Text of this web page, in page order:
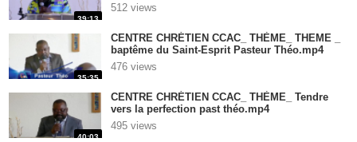
39:13
512 views
35:35
CENTRE CHRÉTIEN CCAC_ THÈME_ THEME _
baptême du Saint-Esprit Pasteur Théo.mp4
476 views
40:03
CENTRE CHRÉTIEN CCAC_ THÈME_ Tendre
vers la perfection past théo.mp4
495 views